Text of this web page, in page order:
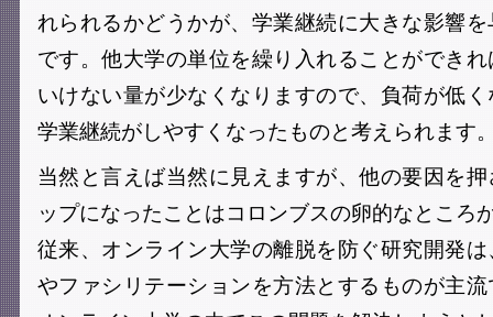
れられるかどうかが、学業継続に大きな影響
です。他大学の単位を繰り入れることができ
いけない量が少なくなりますので、負荷が低
学業継続がしやすくなったものと考えられます
当然と言えば当然に見えますが、他の要因を
ップになったことはコロンブスの卵的なところ
従来、オンライン大学の離脱を防ぐ研究開発
やファシリテーションを方法とするものが主